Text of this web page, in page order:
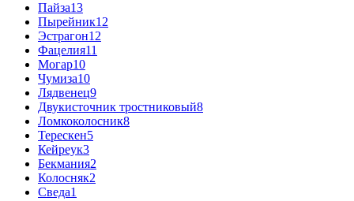
Пайза13
Пырейник12
Эстрагон12
Фацелия11
Могар10
Чумиза10
Лядвенец9
Двукисточник тростниковый8
Ломкоколосник8
Терескен5
Кейреук3
Бекмания2
Колосняк2
Сведа1